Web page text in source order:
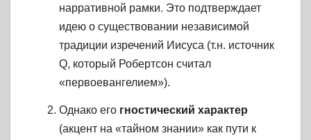
нарративной рамки. Это подтверждает
идею о существовании независимой
традиции изречений Иисуса (т.н. источник
Q, который Робертсон считал
«первоевангелием»).
Однако его гностический характер
(акцент на «тайном знании» как пути к